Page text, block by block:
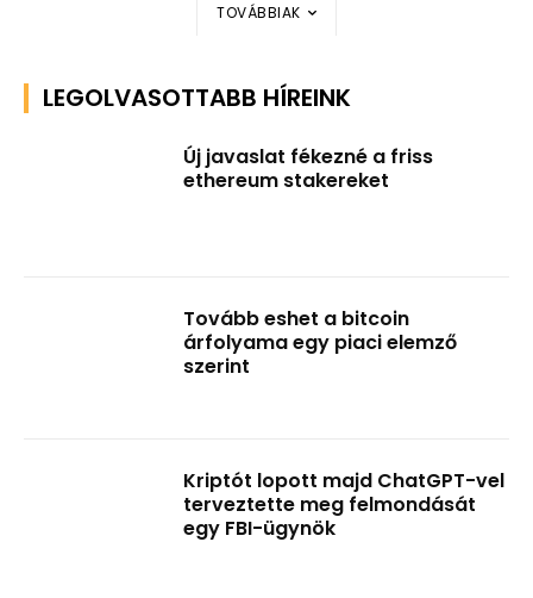
TOVÁBBIAK
LEGOLVASOTTABB HÍREINK
Új javaslat fékezné a friss
ethereum stakereket
Tovább eshet a bitcoin
árfolyama egy piaci elemző
szerint
Kriptót lopott majd ChatGPT-vel
terveztette meg felmondását
egy FBI-ügynök